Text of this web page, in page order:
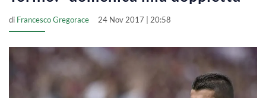
di Francesco Gregorace 24 Nov 2017 | 20:58